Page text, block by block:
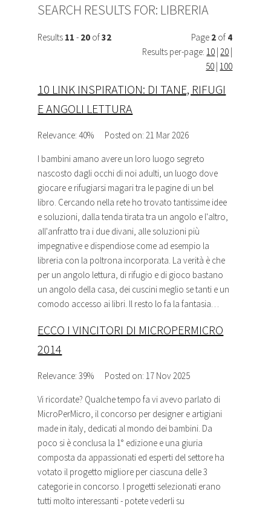
SEARCH RESULTS FOR: LIBRERIA
Results 11 - 20 of32 Page 2 of 4
Results per-page:10 |20 |
50 |100
10 LINK INSPIRATION: DI TANE, RIFUGI
E ANGOLI LETTURA
Relevance: 40% Posted on: 21 Mar 2026
I bambini amano avere un loro luogo segreto
nascosto dagli occhi di noi adulti, un luogo dove
giocare e rifugiarsi magari tra le pagine di un bel
libro. Cercando nella rete ho trovato tantissime idee
e soluzioni, dalla tenda tirata tra un angolo e l'altro,
all'anfratto tra i due divani, alle soluzioni più
impegnative e dispendiose come ad esempio la
libreria con la poltrona incorporata. La verità è che
per un angolo lettura, di rifugio e di gioco bastano
un angolo della casa, dei cuscini meglio se tanti e un
comodo accesso ai libri. Il resto lo fa la fantasia…
ECCO I VINCITORI DI MICROPERMICRO
2014
Relevance: 39% Posted on: 17 Nov 2025
Vi ricordate? Qualche tempo fa vi avevo parlato di
MicroPerMicro, il concorso per designer e artigiani
made in italy, dedicati al mondo dei bambini. Da
poco si è conclusa la 1° edizione e una giuria
composta da appassionati ed esperti del settore ha
votato il progetto migliore per ciascuna delle 3
categorie in concorso. I progetti selezionati erano
tutti molto interessanti - potete vederli su